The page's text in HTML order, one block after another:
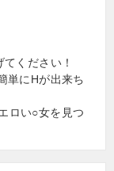
ください！
単にHが出来ち
ロい○女を見つ